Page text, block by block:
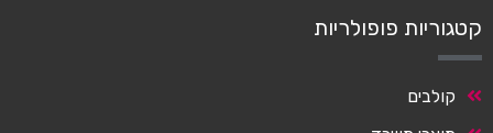
קטגוריות פופולריות
קולבים